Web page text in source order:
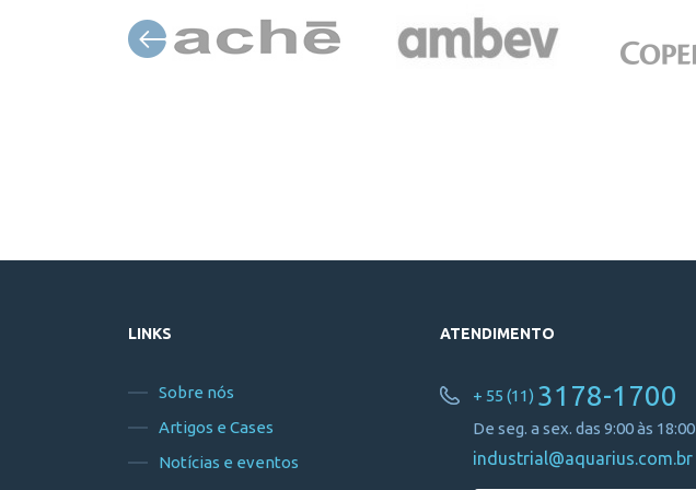
LINKS
Sobre nós
Artigos e Cases
Notícias e eventos
ATENDIMENTO
+ 55 (11) 3178-1700
De seg. a sex. das 9:00 às 18:00
industrial@aquarius.com.br